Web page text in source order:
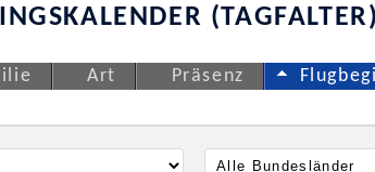
(TAGFALTER)
Art Präsenz